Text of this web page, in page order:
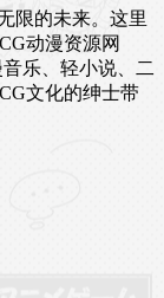
限的未来。这里
动漫资源网
乐、轻小说、二
文化的绅士带